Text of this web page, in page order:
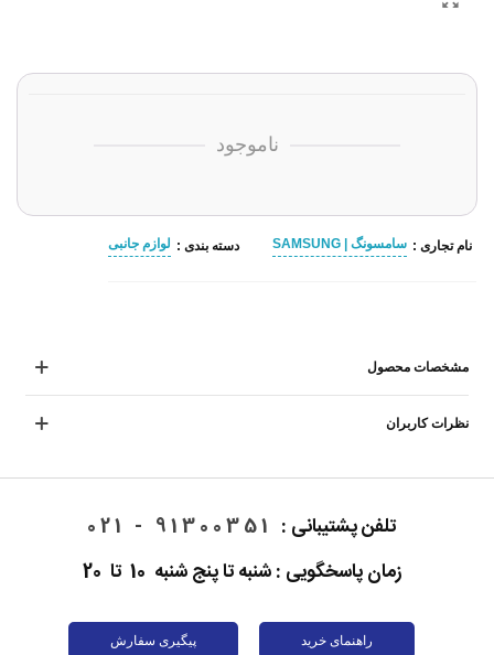
ناموجود
نام تجاری : سامسونگ | SAMSUNG دسته بندی : لوازم جانبی
مشخصات محصول
نظرات کاربران
تلفن پشتیبانی : 91300351 - 021
زمان پاسخگویی : شنبه تا پنج شنبه 10 تا 20
راهنمای خرید پیگیری سفارش